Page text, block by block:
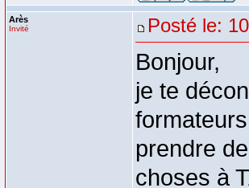
Arès
Invité Posté le:
Bonjour,
je te
prendre
choses à